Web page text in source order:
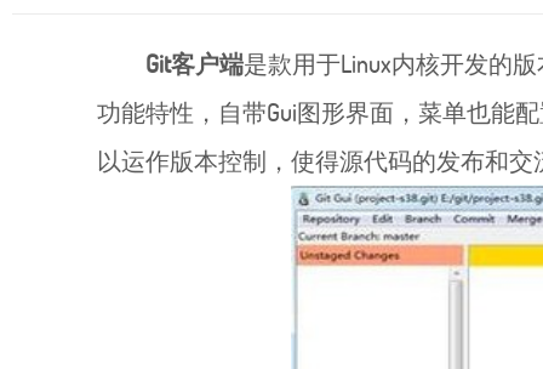
Git客户端是款用于Linux内核开发的
功能特性，自带Gui图形界面，菜单也能
以运作版本控制，使得源代码的发布和交